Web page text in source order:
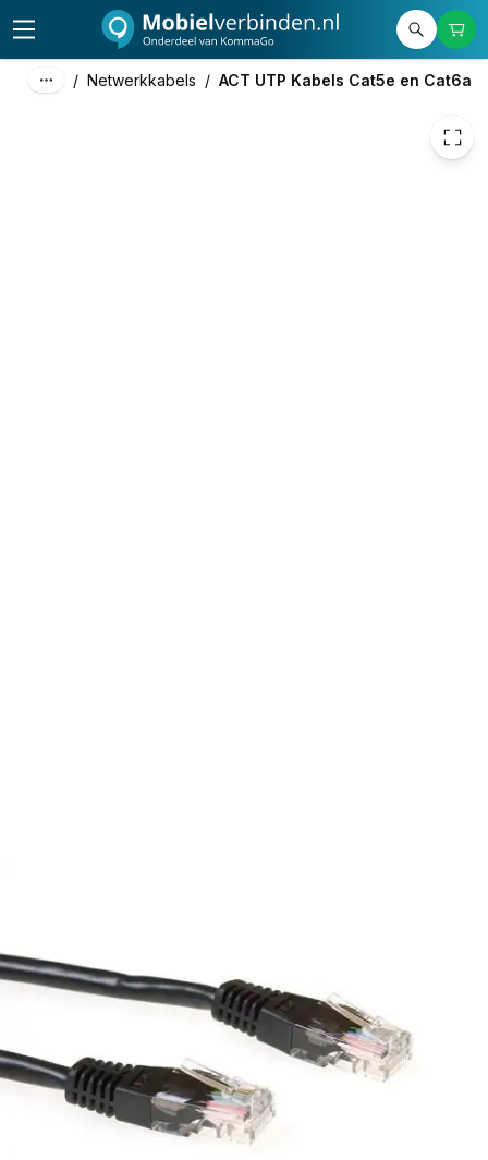
/ Netwerkkabels / ACT UTP Kabels Cat5e en Cat6a
€ 1,15